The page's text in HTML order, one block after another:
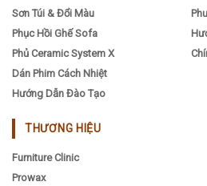
Sơn Túi & Đổi Màu
Phục Hồi Ghế Sofa
Phủ Ceramic System X
Dán Phim Cách Nhiệt
Hướng Dẫn Đào Tạo
THƯƠNG HIỆU
Furniture Clinic
Prowax